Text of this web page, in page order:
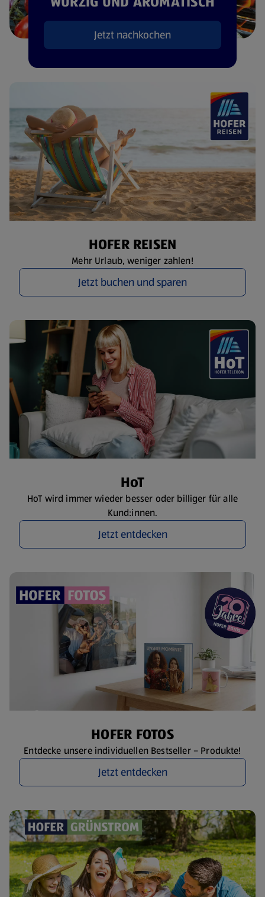
Jetzt nachkochen
HOFER REISEN
Mehr Urlaub, weniger zahlen!
Jetzt buchen und sparen
HoT
HoT wird immer wieder besser oder billiger für alle
Kund:innen.
Jetzt entdecken
HOFER FOTOS
Entdecke unsere individuellen Bestseller – Produkte!
Jetzt entdecken